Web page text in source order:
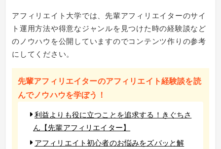
アフィリエイト大学では、先輩アフィリエイターのサイ
ト運用方法や得意なジャンルを見つけた時の経験談など
のノウハウを公開していますのでコンテンツ作りの参考
にしてください。
先輩アフィリエイターのアフィリエイト経験談を読
んでノウハウを学ぼう！
利益よりも役に立つことを追求する！きぐちさ
ん【先輩アフィリエイター】
アフィリエイト初心者のお悩みをズバッと解